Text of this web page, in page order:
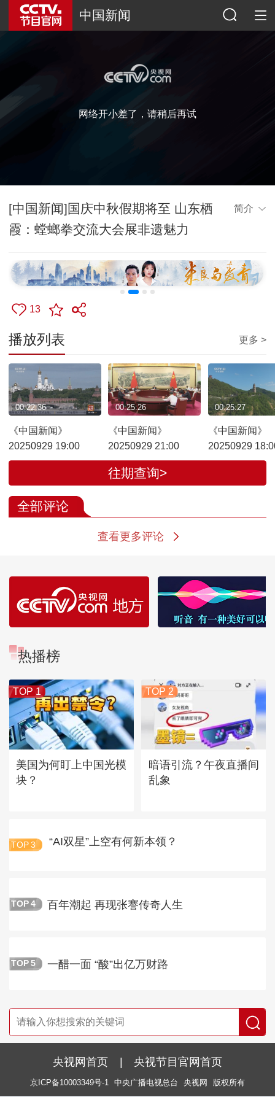
中国新闻
网络开小差了，请稍后再试
[中国新闻]国庆中秋假期将至 山东栖
霞：螳螂拳交流大会展非遗魅力
简介
13
播放列表 更多 >
《中国新闻》
20250929 19:00
00:22:36
《中国新闻》
20250929 21:00
00:25:26
《中国新闻》
20250929
00:25:27
往期查询>
全部评论
查看更多评论
热播榜
TOP 1
美国为何盯上中国光模
块？
TOP 2
暗语引流？午夜直播间
乱象
TOP 3 “AI双星”上空有何新本领？
TOP 4 百年潮起 再现张謇传奇人生
TOP 5 一醋一面 “酸”出亿万财路
央视网首页 | 央视节目官网首页
京ICP备10003349号-1 中央广播电视总台 央视网 版权所有